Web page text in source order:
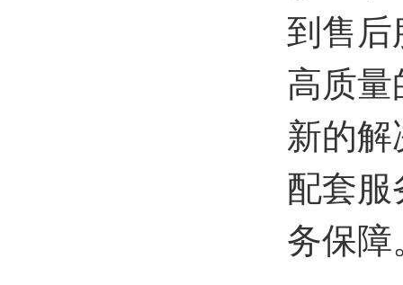
到售后
高质量
新的
配套服
务保障